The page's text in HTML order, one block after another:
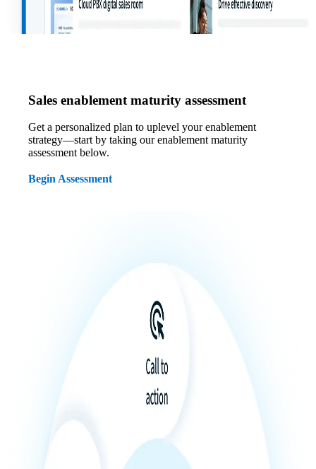
Sales enablement maturity assessment
Get a personalized plan to uplevel your enablement
strategy—start by taking our enablement maturity
assessment below.
Begin Assessment